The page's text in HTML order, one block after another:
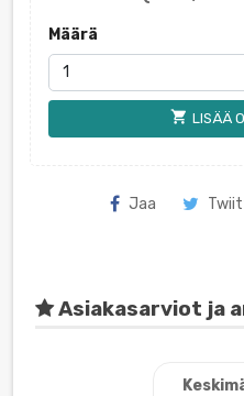
Määrä
shopping_cart LISÄÄ
Jaa
Asiakasarviot ja